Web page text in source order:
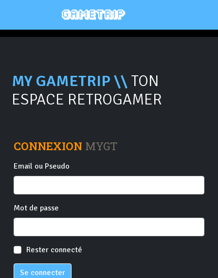
MY GAMETRIP \\ TON
ESPACE RETROGAMER
CONNEXION MYGT
Email ou Pseudo
Mot de passe
Rester connecté
Se connecter